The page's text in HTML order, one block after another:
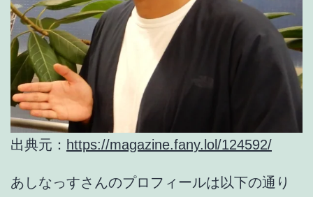
出典元： https://magazine.fany.lol/124592/
あしなっすさんのプロフィールは以下の通り